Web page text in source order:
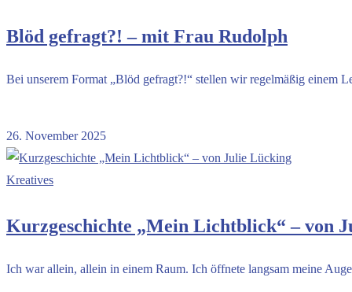
Blöd gefragt?! – mit Frau Rudolph
Bei unserem Format „Blöd gefragt?!“ stellen wir regelmäßig einem
26. November 2025
Kreatives
Kurzgeschichte „Mein Lichtblick“ – von
Ich war allein, allein in einem Raum. Ich öffnete langsam meine